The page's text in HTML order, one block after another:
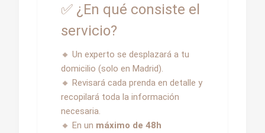
✅ ¿En qué consiste el
servicio?
🔸 Un experto se desplazará a tu
domicilio (solo en Madrid).
🔸 Revisará cada prenda en detalle y
recopilará toda la información
necesaria.
🔸 En un máximo de 48h